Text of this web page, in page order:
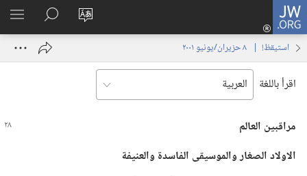
JW.ORG
تغيير
الموقع
تسجيل
الدخول
نافذة
البحث
في
JW.‎ORG
استيقظ‏!‏ | ‏‎ ٨‏ ‏‎حزيران/يونيو‏ ‎٢٠٠١
اقرأ باللغة
مراقبين العالم
الاولاد الصغار والموسيقى الفاسدة والعنيفة